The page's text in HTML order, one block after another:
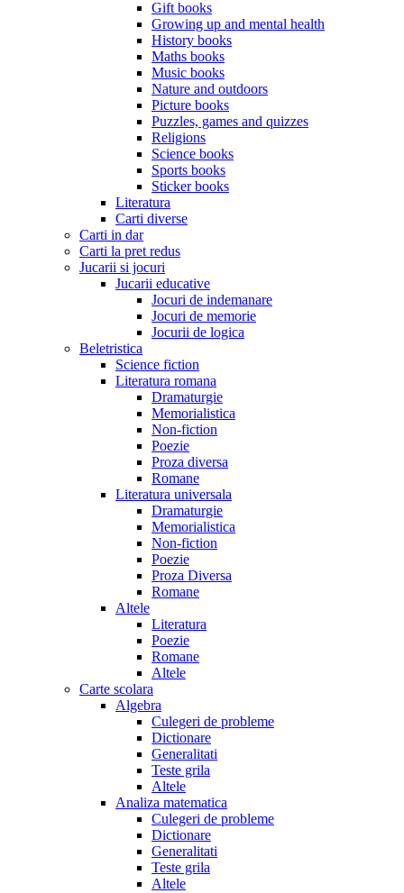
Gift books
Growing up and mental health
History books
Maths books
Music books
Nature and outdoors
Picture books
Puzzles, games and quizzes
Religions
Science books
Sports books
Sticker books
Literatura
Carti diverse
Carti in dar
Carti la pret redus
Jucarii si jocuri
Jucarii educative
Jocuri de indemanare
Jocuri de memorie
Jocurii de logica
Beletristica
Science fiction
Literatura romana
Dramaturgie
Memorialistica
Non-fiction
Poezie
Proza diversa
Romane
Literatura universala
Dramaturgie
Memorialistica
Non-fiction
Poezie
Proza Diversa
Romane
Altele
Literatura
Poezie
Romane
Altele
Carte scolara
Algebra
Culegeri de probleme
Dictionare
Generalitati
Teste grila
Altele
Analiza matematica
Culegeri de probleme
Dictionare
Generalitati
Teste grila
Altele